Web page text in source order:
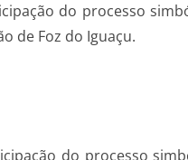
do processo
de Foz do Iguaçu.
do processo